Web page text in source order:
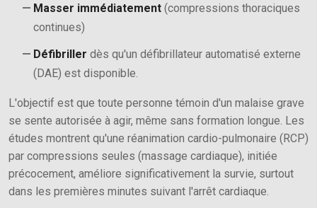
Masser immédiatement (compressions thoraciques
continues)
Défibriller dès qu'un défibrillateur automatisé externe
(DAE) est disponible.
L'objectif est que toute personne témoin d'un malaise grave
se sente autorisée à agir, même sans formation longue. Les
études montrent qu'une réanimation cardio-pulmonaire (RCP)
par compressions seules (massage cardiaque), initiée
précocement, améliore significativement la survie, surtout
dans les premières minutes suivant l'arrêt cardiaque.